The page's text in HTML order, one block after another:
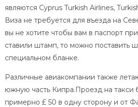
являются Cyprus Turkish Airlines,
Виза не требуется для въезда на
вы не хотите чтобы вам в паспорт
ставили штамп, то можно поставить
специальном бланке.
Различные авиакомпании также
южную часть Кипра.Проезд на такси
примерно £ 50 в одну сторону и от